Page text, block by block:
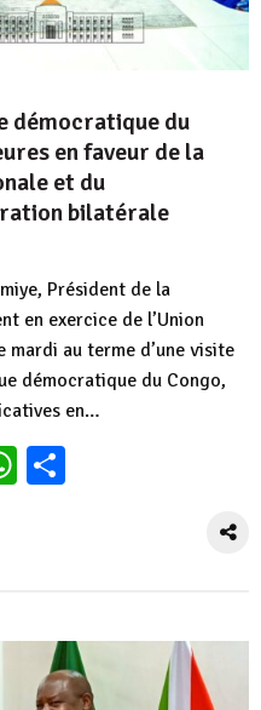
démocratique du
en faveur de la
et du
bilatérale
Président de la
en exercice de l’Union
mardi au terme d’une visite
démocratique du Congo,
en…
WhatsApp